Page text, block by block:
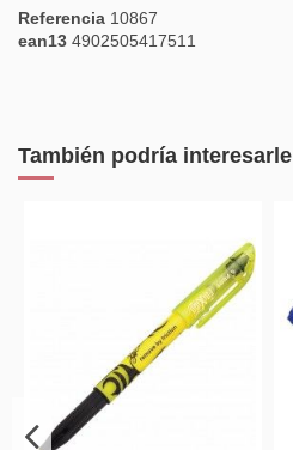
Referencia 10867
ean13 4902505417511
También podría interesarle